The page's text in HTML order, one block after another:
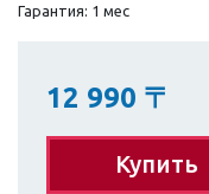
Гарантия: 1 мес
12 990 〒
Купить